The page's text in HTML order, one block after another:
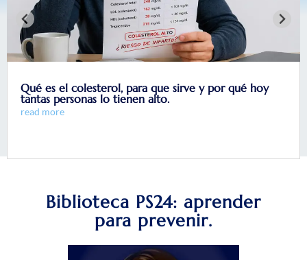
Qué es el colesterol, para que sirve y por qué hoy
tantas personas lo tienen alto.
read more
Biblioteca PS24: aprender
para prevenir.